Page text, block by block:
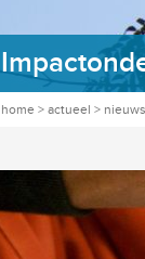
home > actueel >